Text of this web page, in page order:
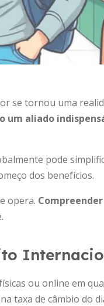
se tornou uma
um aliado
pode
dos benefícios.
opera.
ou online em
taxa de câmbio do